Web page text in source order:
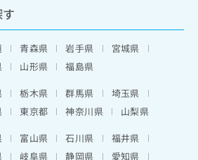
青森県 岩手県
宮城県
山形県
福島県
栃木県 群馬県
埼玉県
東京都 神奈川県
山梨県
富山県 石川県
福井県
岐阜県 静岡県
愛知県